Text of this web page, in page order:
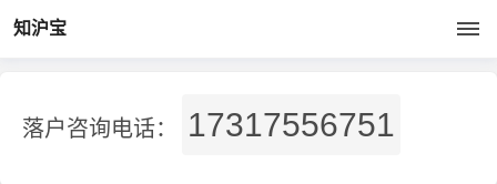
知沪宝
落户咨询电话： 17317556751